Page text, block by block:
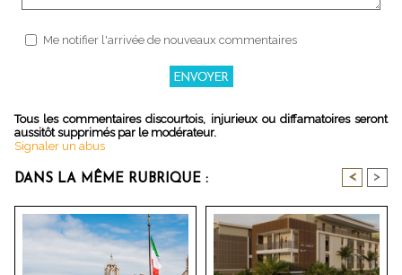
Me notifier l'arrivée de nouveaux commentaires
Tous les commentaires discourtois, injurieux ou diffamatoires seront
aussitôt supprimés par le modérateur.
Signaler un abus
DANS LA MÊME RUBRIQUE : < >